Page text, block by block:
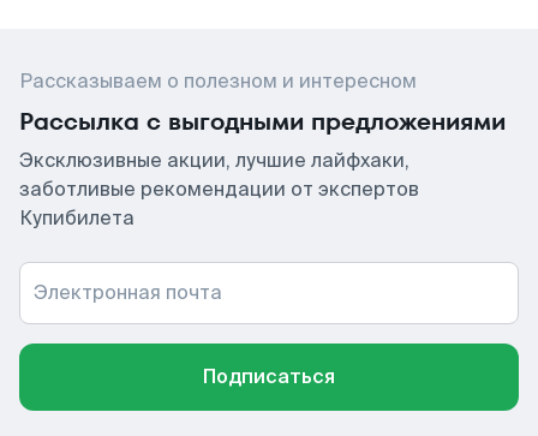
Рассказываем о полезном и интересном
Рассылка с выгодными предложениями
Эксклюзивные акции, лучшие лайфхаки,
заботливые рекомендации от экспертов
Купибилета
Электронная почта
Подписаться